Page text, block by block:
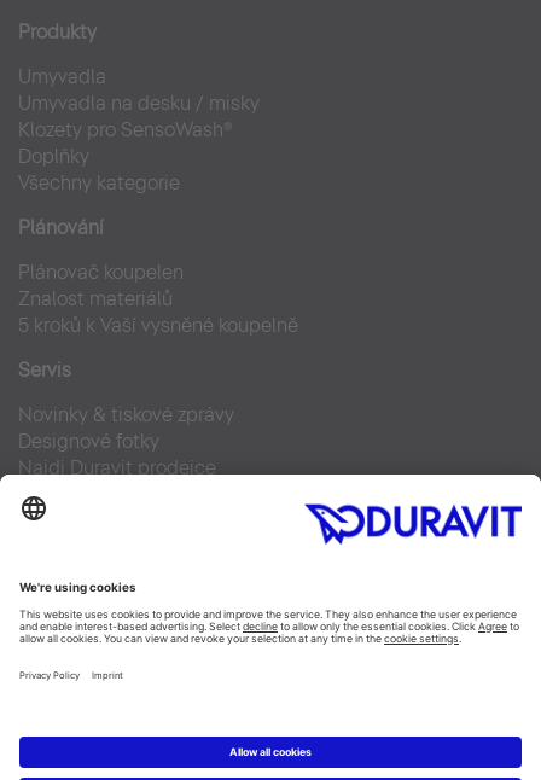
Produkty
Umyvadla
Umyvadla na desku / misky
Klozety pro SensoWash®
Doplňky
Všechny kategorie
Plánování
Plánovač koupelen
Znalost materiálů
5 kroků k Vaší vysněné koupelně
Servis
Novinky & tiskové zprávy
Designové fotky
Najdi Duravit prodejce
Často kladené otázky
Facebook
Instagram
Pinterest
Blog
Copyright © 2026 Duravit AG